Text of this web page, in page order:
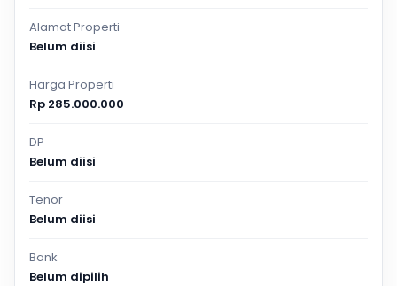
Alamat Properti
Belum diisi
Harga Properti
Rp 285.000.000
DP
Belum diisi
Tenor
Belum diisi
Bank
Belum dipilih